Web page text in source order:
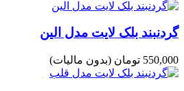
گردنبند بلک لایت مدل الین
550,000 تومان (بدون مالیات)